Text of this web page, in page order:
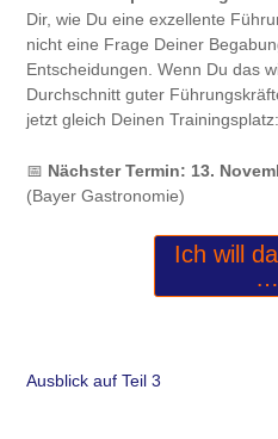
Dir, wie Du eine exzellente
nicht eine Frage Deiner
Entscheidungen. Wenn Du das
Durchschnitt guter
jetzt gleich Deinen Trainingsplatz:
📅 Nächster Termin: 13.
(Bayer Gastronomie)
Ich will
…
Ausblick auf Teil 3